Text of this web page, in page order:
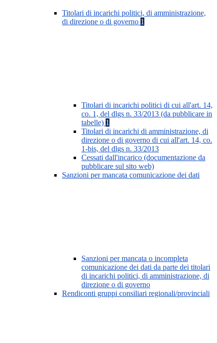
Titolari di incarichi politici, di amministrazione,
di direzione o di governo 1
Titolari di incarichi politici di cui all'art. 14,
co. 1, del dlgs n. 33/2013 (da pubblicare in
tabelle) 1
Titolari di incarichi di amministrazione, di
direzione o di governo di cui all'art. 14, co.
1-bis, del dlgs n. 33/2013
Cessati dall'incarico (documentazione da
pubblicare sul sito web)
Sanzioni per mancata comunicazione dei dati
Sanzioni per mancata o incompleta
comunicazione dei dati da parte dei titolari
di incarichi politici, di amministrazione, di
direzione o di governo
Rendiconti gruppi consiliari regionali/provinciali